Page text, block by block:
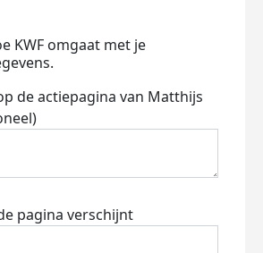
KWF omgaat met je
de actiepagina van Matthijs
pagina verschijnt